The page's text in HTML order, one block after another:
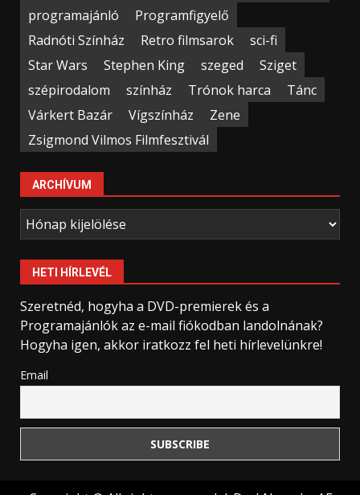
programajánló
Programfigyelő
Radnóti Színház
Retro filmsarok
sci-fi
Star Wars
Stephen King szeged
Sziget
szépirodalom
színház Trónok harca
Tánc
Várkert Bazár
Vígszínház
Zene
Zsigmond Vilmos Filmfesztivál
ARCHÍVUM
Archívum
HETI HÍRLEVÉL
Szeretnéd, hogyha a DVD-premierek és a
Programajánlók az e-mail fiókodban landolnának?
Hogyha igen, akkor iratkozz fel heti hírlevelünkre!
Email